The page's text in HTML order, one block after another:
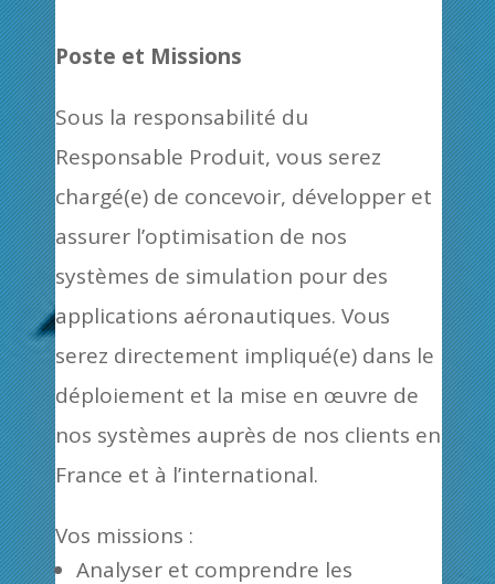
Poste et Missions
Sous la responsabilité du
Responsable Produit, vous serez
chargé(e) de concevoir, développer et
assurer l’optimisation de nos
systèmes de simulation pour des
applications aéronautiques. Vous
serez directement impliqué(e) dans le
déploiement et la mise en œuvre de
nos systèmes auprès de nos clients en
France et à l’international.
Vos missions :
Analyser et comprendre les